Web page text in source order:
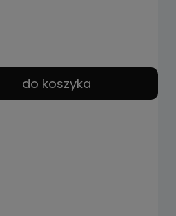
do koszyka